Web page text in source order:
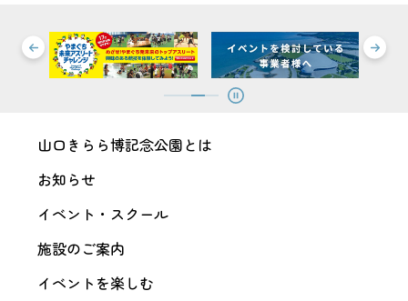
山口きらら博記念公園とは
お知らせ
イベント・スクール
施設のご案内
イベントを楽しむ